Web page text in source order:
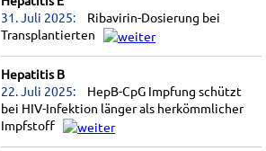
31. Juli 2025:
Ribavirin-Dosierung bei
Transplantierten
Hepatitis B
22. Juli 2025:
HepB-CpG Impfung schützt
bei HIV-Infektion länger als herkömmlicher
Impfstoff